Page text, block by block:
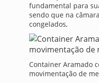
fundamental para
sendo que na
congelados,
Container Aramado
movimentação de